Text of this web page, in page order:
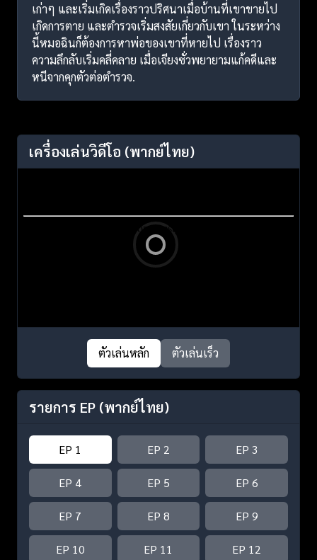
เก่าๆ และเริ่มเกิดเรื่องราวปริศนาเมื่อบ้านที่เขาขายไป
เกิดการตาย และตำรวจเริ่มสงสัยเกี่ยวกับเขา ในระหว่าง
นี้หมอฉินก็ต้องการหาพ่อของเขาที่หายไป เรื่องราว
ความลึกลับเริ่มคลี่คลาย เมื่อเจียงซั่วพยายามแก้คดีและ
หนีจากคุกตัวต่อตำรวจ.
เครื่องเล่นวิดีโอ (พากย์ไทย)
ตัวเล่นหลัก ตัวเล่นเร็ว
รายการ EP (พากย์ไทย)
EP 1 EP 2 EP 3
EP 4 EP 5 EP 6
EP 7 EP 8 EP 9
EP 10 EP 11 EP 12